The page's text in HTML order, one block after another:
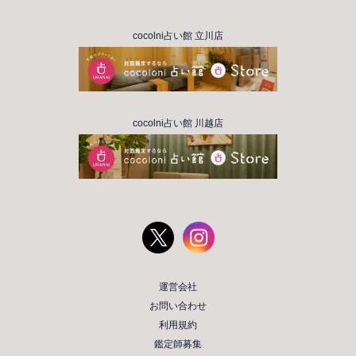
cocolni占い館 立川店
cocolni占い館 川越店
運営会社
お問い合わせ
利用規約
鑑定師募集